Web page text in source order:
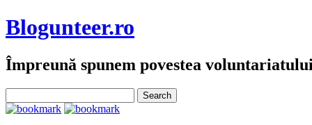
Blogunteer.ro
Împreună spunem povestea